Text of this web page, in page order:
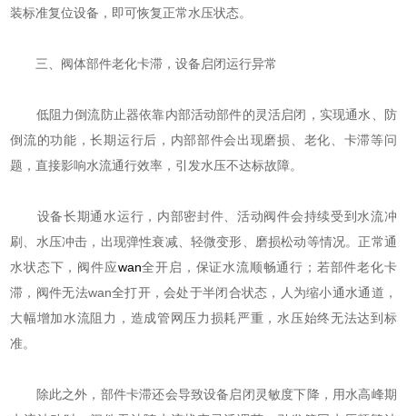
装标准复位设备，即可恢复正常水压状态。
三、阀体部件老化卡滞，设备启闭运行异常
低阻力倒流防止器依靠内部活动部件的灵活启闭，实现通水、防
倒流的功能，长期运行后，内部部件会出现磨损、老化、卡滞等问
题，直接影响水流通行效率，引发水压不达标故障。
设备长期通水运行，内部密封件、活动阀件会持续受到水流冲
刷、水压冲击，出现弹性衰减、轻微变形、磨损松动等情况。正常通
水状态下，阀件应wan全开启，保证水流顺畅通行；若部件老化卡
滞，阀件无法wan全打开，会处于半闭合状态，人为缩小通水通道，
大幅增加水流阻力，造成管网压力损耗严重，水压始终无法达到标
准。
除此之外，部件卡滞还会导致设备启闭灵敏度下降，用水高峰期